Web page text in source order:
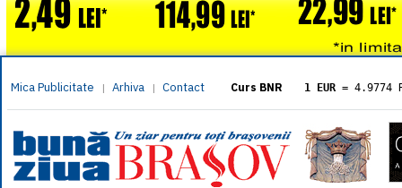
Mica Publicitate | Arhiva | Contact Curs BNR 1 EUR = 4.9774
= 5.8304
1 XAU= 464.4611
1 AED= 1.1933
1 AUD= 2.7957
1 BGN= 2.5449